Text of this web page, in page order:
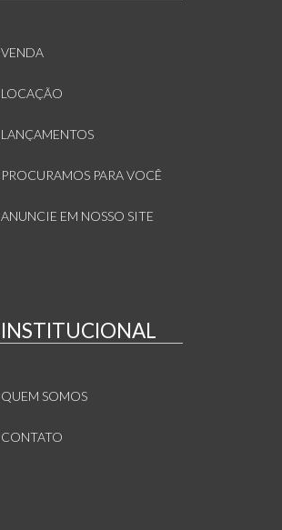
VENDA
LOCAÇÃO
LANÇAMENTOS
PROCURAMOS PARA VOCÊ
ANUNCIE EM NOSSO SITE
INSTITUCIONAL
QUEM SOMOS
CONTATO